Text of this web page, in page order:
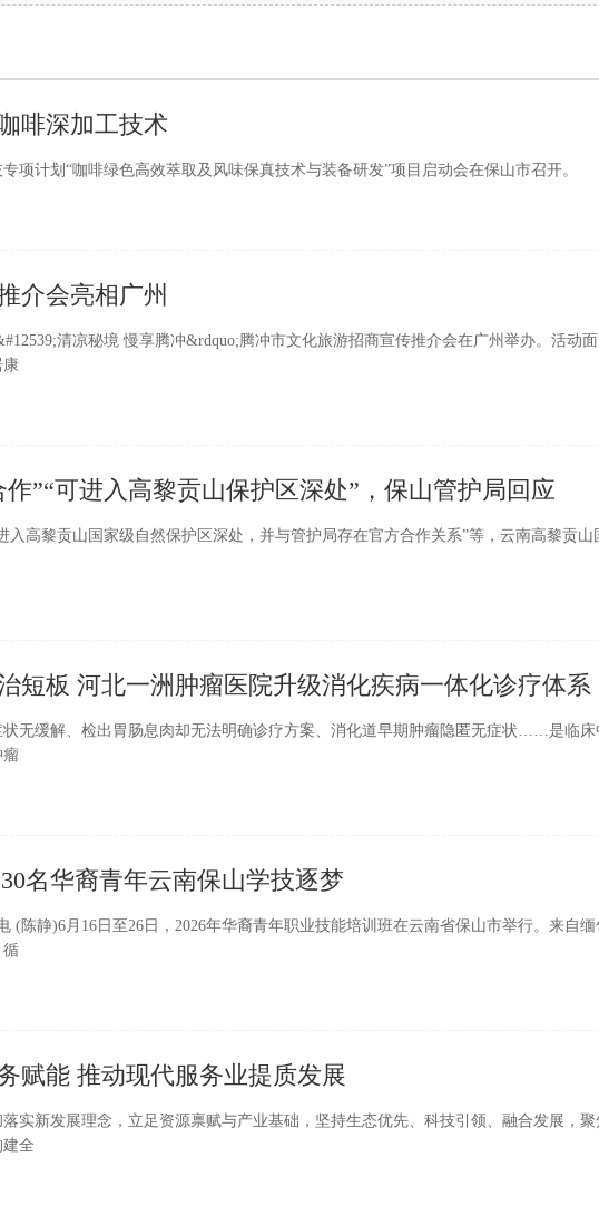
啡深加工技术
计划“咖啡绿色高效萃取及风味保真技术与装备研发”项目启动会在保山市召开。
介会亮相广州
清凉秘境 慢享腾冲&rdquo;腾冲市文化旅游招商宣传推介会在广州举办。活动面
康
”“可进入高黎贡山保护区深处”，保山管护局回应
高黎贡山国家级自然保护区深处，并与管护局存在官方合作关系”等，云南高黎贡山
短板 河北一洲肿瘤医院升级消化疾病一体化诊疗体系
无缓解、检出胃肠息肉却无法明确诊疗方案、消化道早期肿瘤隐匿无症状……是临床
名华裔青年云南保山学技逐梦
静)6月16日至26日，2026年华裔青年职业技能培训班在云南省保山市举行。来自缅
循
赋能 推动现代服务业提质发展
新发展理念，立足资源禀赋与产业基础，坚持生态优先、科技引领、融合发展，聚
全